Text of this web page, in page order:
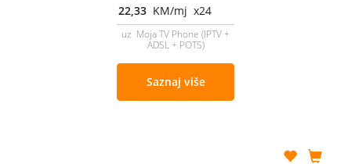
22,33 KM/mj x24
uz Moja TV Phone (IPTV +
ADSL + POTS)
Saznaj više